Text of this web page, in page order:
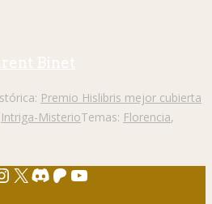
Binet
Premio Hislibris mejor cubierta
Intriga-MisterioTemas: Florencia,
X Discord
Patreon
YouTube